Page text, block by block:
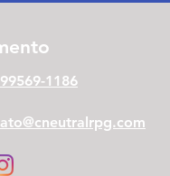
1186